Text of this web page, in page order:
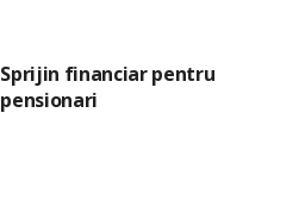
Sprijin financiar pentru
pensionari